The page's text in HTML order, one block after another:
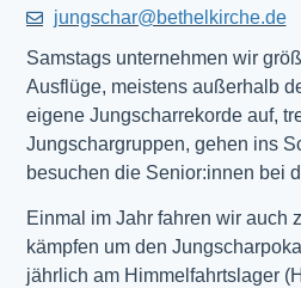
jungschar@bethelkirche.de
Samstags unternehmen wir
Ausflüge, meistens außerhalb
eigene Jungscharrekorde auf,
Jungschargruppen, gehen ins
besuchen die Senior:innen bei
Einmal im Jahr fahren wir auch
kämpfen um den
jährlich am Himmelfahrtslager